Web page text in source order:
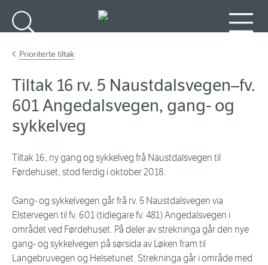
Prioriterte tiltak
Tiltak 16 rv. 5 Naustdalsvegen–fv.
601 Angedalsvegen, gang- og
sykkelveg
Tiltak 16, ny gang og sykkelveg frå Naustdalsvegen til
Førdehuset, stod ferdig i oktober 2018.
Gang- og sykkelvegen går frå rv. 5 Naustdalsvegen via
Elstervegen til fv. 601 (tidlegare fv. 481) Angedalsvegen i
området ved Førdehuset. På deler av strekninga går den nye
gang- og sykkelvegen på sørsida av Løken fram til
Langebruvegen og Helsetunet. Strekninga går i område med